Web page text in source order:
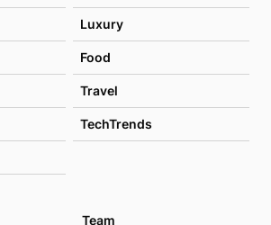
Luxury
Food
Travel
TechTrends
Team